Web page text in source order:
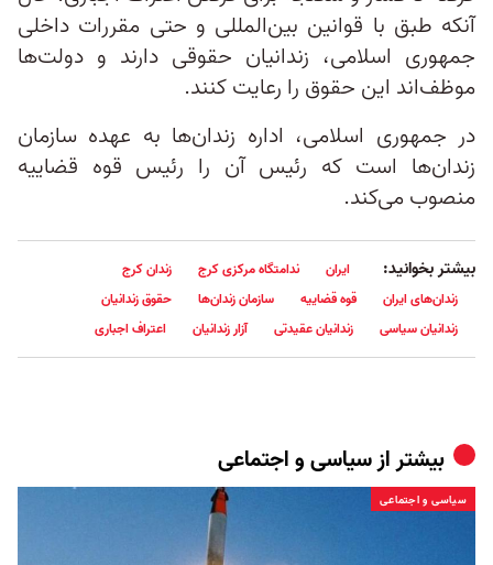
آنکه طبق با قوانین بین‌المللی و حتی مقررات داخلی
جمهوری اسلامی، زندانیان حقوقی دارند و دولت‌ها
موظف‌اند این حقوق را رعایت کنند.
در جمهوری اسلامی، اداره زندان‌ها به عهده سازمان
زندان‌ها است که رئیس آن را رئیس قوه قضاییه
منصوب می‌کند.
بیشتر بخوانید: ایران ندامتگاه مرکزی کرج
زندان کرج
زندان‌های ایران
قوه قضاییه سازمان زندان‌ها
حقوق زندانیان
زندانیان سیاسی
زندانیان عقیدتی آزار زندانیان اعتراف اجباری
بیشتر ازسیاسی و اجتماعی
سیاسی و اجتماعی